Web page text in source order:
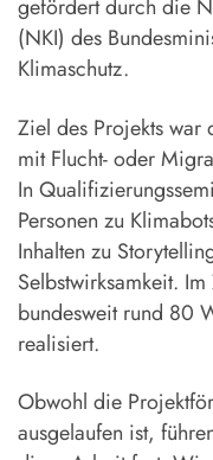
gefördert durch die
(NKI) des
Klimaschutz.
Ziel des Projekts
mit Flucht- oder
In
Personen zu
Inhalten zu
Selbstwirksamkeit.
bundesweit rund 80
realisiert.
Obwohl die
ausgelaufen ist,